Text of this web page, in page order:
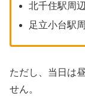
北千住駅周辺
足立小台駅
ただし、当日は
せん。